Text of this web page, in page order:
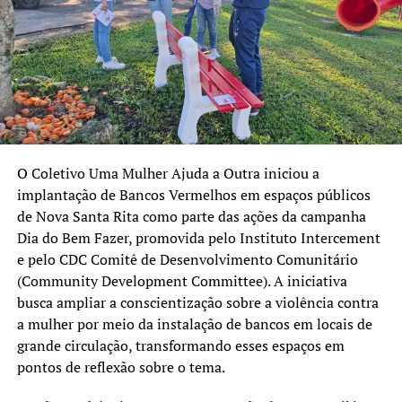
O Coletivo Uma Mulher Ajuda a Outra iniciou a
implantação de Bancos Vermelhos em espaços públicos
de Nova Santa Rita como parte das ações da campanha
Dia do Bem Fazer, promovida pelo Instituto Intercement
e pelo CDC Comitê de Desenvolvimento Comunitário
(Community Development Committee). A iniciativa
busca ampliar a conscientização sobre a violência contra
a mulher por meio da instalação de bancos em locais de
grande circulação, transformando esses espaços em
pontos de reflexão sobre o tema.